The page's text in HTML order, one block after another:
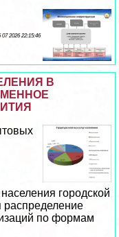
07 2026 22:15:46
В
городской
распределение
по формам